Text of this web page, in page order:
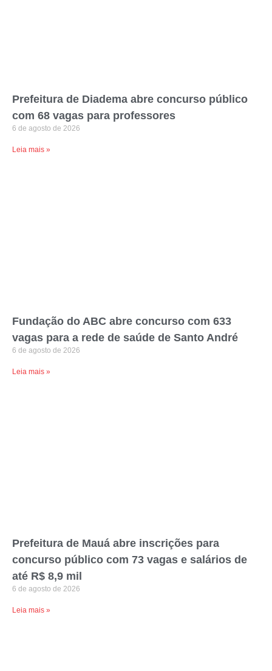
Prefeitura de Diadema abre concurso público
com 68 vagas para professores
6 de agosto de 2026
Leia mais »
Fundação do ABC abre concurso com 633
vagas para a rede de saúde de Santo André
6 de agosto de 2026
Leia mais »
Prefeitura de Mauá abre inscrições para
concurso público com 73 vagas e salários de
até R$ 8,9 mil
6 de agosto de 2026
Leia mais »